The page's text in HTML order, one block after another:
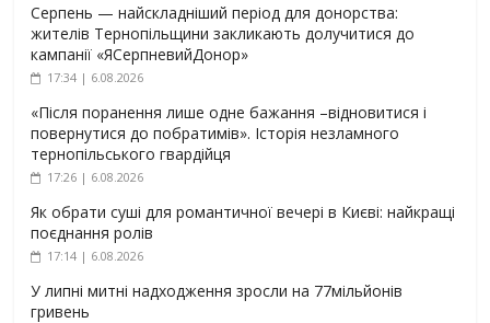
Серпень — найскладніший період для донорства:
жителів Тернопільщини закликають долучитися до
кампанії «ЯСерпневийДонор»
17:34 | 6.08.2026
«Після поранення лише одне бажання –відновитися і
повернутися до побратимів». Історія незламного
тернопільського гвардійця
17:26 | 6.08.2026
Як обрати суші для романтичної вечері в Києві: найкращі
поєднання ролів
17:14 | 6.08.2026
У липні митні надходження зросли на 77мільйонів
гривень